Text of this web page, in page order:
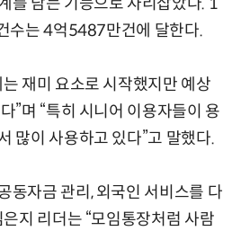
수는 4억5487만건에 달한다.
재미 요소로 시작했지만 예상
”며 “특히 시니어 이용자들이 용
많이 사용하고 있다”고 말했다.
동자금 관리, 외국인 서비스를 다
지 리더는 “모임통장처럼 사람